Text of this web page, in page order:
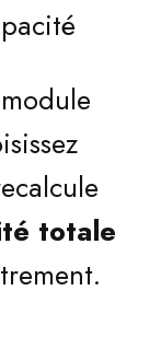
totale